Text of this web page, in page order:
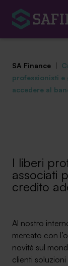
Centro studi
News ed
Ambassador
Contatti
SA Finance |
professionisti e
accedere al
I liberi
associati
credito
Al nostro
mercato con
novità sul
clienti